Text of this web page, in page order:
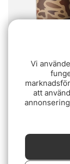
Yeti Rambler
Tumbler -
Vi
att